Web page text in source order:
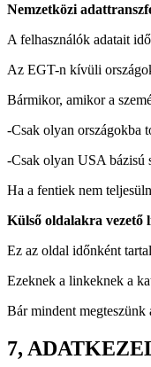
Nemzetközi
A felhasználók adatait
Az EGT-n kívüli
Bármikor, amikor a
-Csak olyan országokba
-Csak olyan USA bázisú
Ha a fentiek nem
Külső oldalakra vezető
Ez az oldal időnként
Ezeknek a linkeknek a
Bár mindent megteszünk
7,